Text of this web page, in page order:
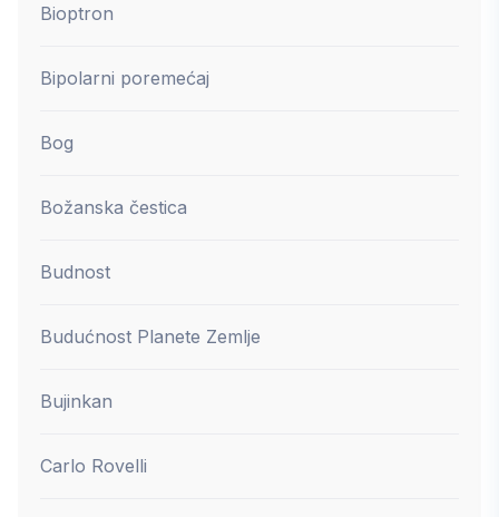
Bioptron
Bipolarni poremećaj
Bog
Božanska čestica
Budnost
Budućnost Planete Zemlje
Bujinkan
Carlo Rovelli